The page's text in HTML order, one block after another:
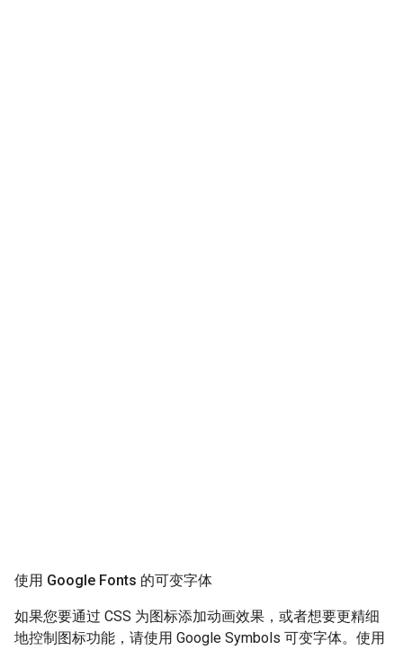
使用 Google Fonts 的可变字体
如果您要通过 CSS 为图标添加动画效果，或者想要更精细
地控制图标功能，请使用 Google Symbols 可变字体。使用